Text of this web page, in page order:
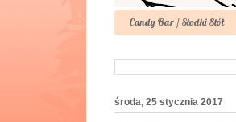
Candy Bar / Słodki Stół
środa, 25 stycznia 2017